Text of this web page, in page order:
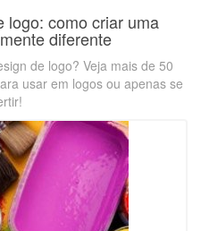
logo: como criar uma
diferente
de logo? Veja mais de 50
usar em logos ou apenas se